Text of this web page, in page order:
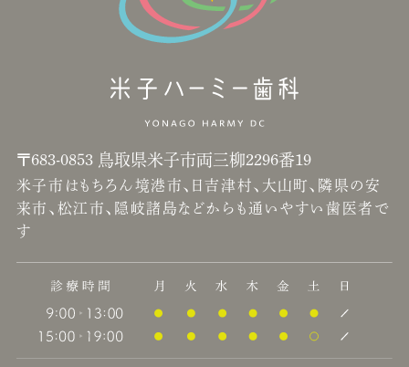
〒683-0853 鳥取県米子市両三柳2296番19
米子市はもちろん境港市、日吉津村、大山町、隣県の安
来市、松江市、隠岐諸島などからも通いやすい歯医者で
す